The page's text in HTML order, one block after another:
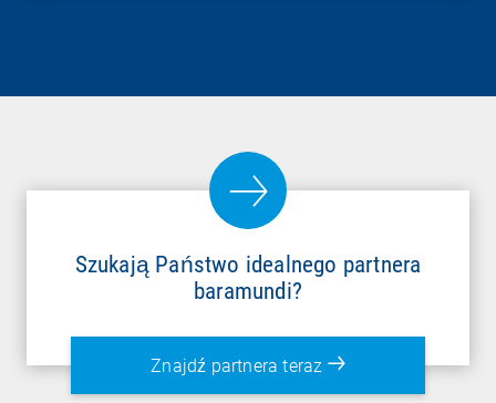
Szukają Państwo idealnego partnera
baramundi?
Znajdź partnera teraz